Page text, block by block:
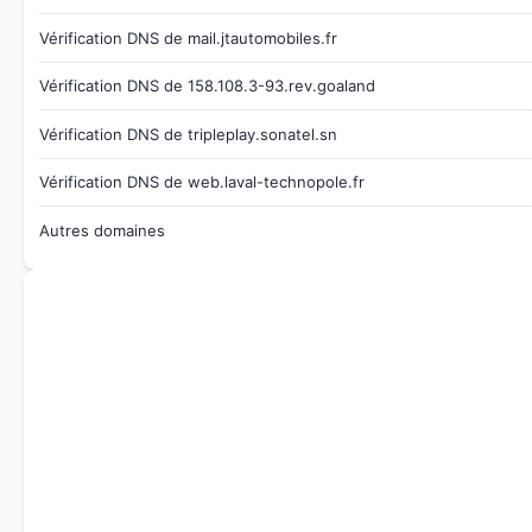
Vérification DNS de mail.jtautomobiles.fr
Vérification DNS de 158.108.3-93.rev.goaland
Vérification DNS de tripleplay.sonatel.sn
Vérification DNS de web.laval-technopole.fr
Autres domaines